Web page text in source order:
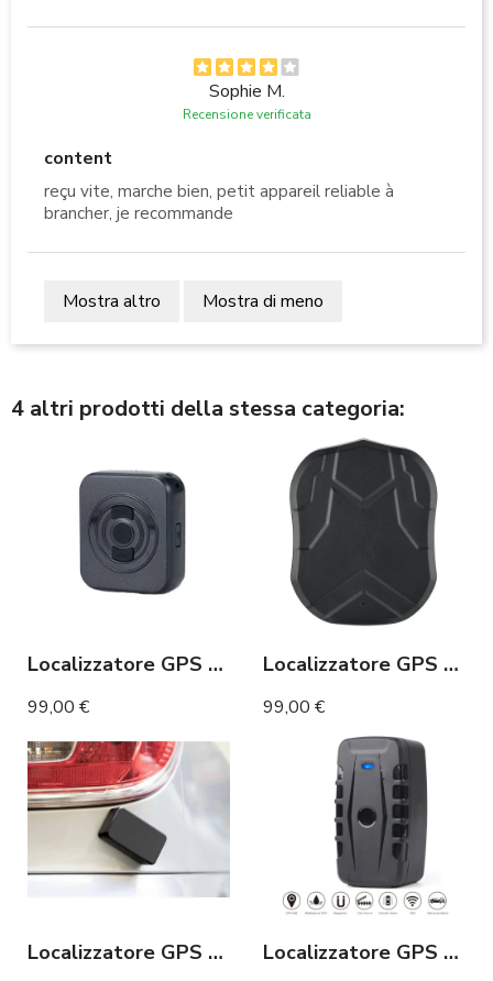
Sophie M.
Recensione verificata
content
reçu vite, marche bien, petit appareil reliable à
brancher, je recommande
Mostra altro Mostra di meno
4 altri prodotti della stessa categoria:
Localizzatore GPS 4G ad alta precisione con pulsante SOS
99,00 €
Localizzatore GPS 4G ad Alta Precisione fino a 180 Giorni
99,00 €
Localizzatore GPS Micro GSM e batteria a lunga durata 60 giorni Localizzatore GPS 4G con durata della batteria ultra lunga fino a 240 giorni